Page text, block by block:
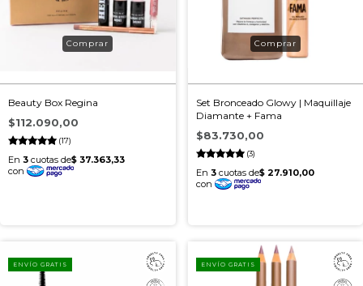
Beauty Box Regina
(17)
$112.090,00
Set Bronceado Glowy | Maquillaje
Diamante + Fama
(3)
$83.730,00
ENVÍO GRATIS ENVÍO GRATIS